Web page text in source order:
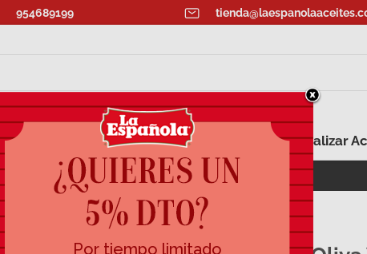
954689199
Aromatizados Aceite para Regalar Personalizar
ECOAHORRO: Lata Aceite Oliva Virgen 5L